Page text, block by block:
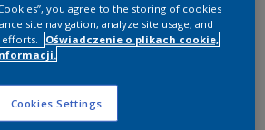
you agree to the storing of cookies
site navigation, analyze site usage, and
Oświadczenie o plikach cookie,
Cookies Settings